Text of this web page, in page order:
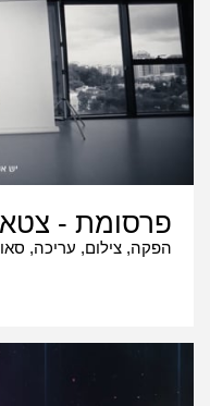
פרסומת -
הפקה, צילום, עריכה,